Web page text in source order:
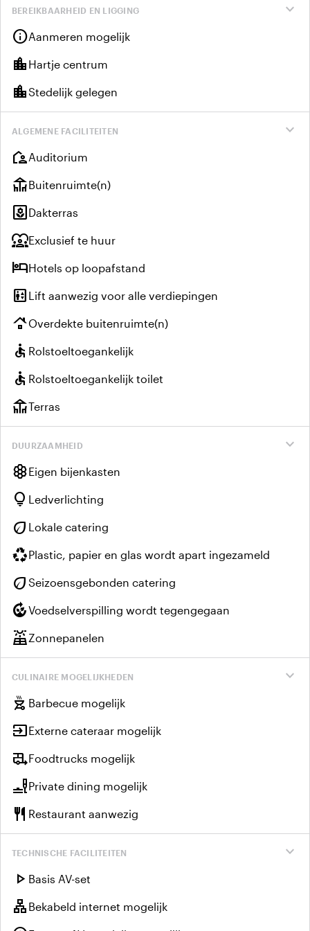
expand_more
BEREIKBAARHEID EN LIGGING
infoAanmeren mogelijk
location_city Hartje centrum
location_cityStedelijk gelegen
expand_more
ALGEMENE FACILITEITEN
location_awayAuditorium
deckBuitenruimte(n)
yardDakterras
diversity_1Exclusief te huur
hotelHotels op loopafstand
elevator Lift aanwezig voor alle verdiepingen
roofingOverdekte buitenruimte(n)
accessible Rolstoeltoegankelijk
accessible Rolstoeltoegankelijk toilet
deckTerras
expand_more
DUURZAAMHEID
hiveEigen bijenkasten
lightbulb Ledverlichting
eco Lokale catering
recyclingPlastic, papier en glas wordt apart ingezameld
eco Seizoensgebonden catering
compostVoedselverspilling wordt tegengegaan
solar_powerZonnepanelen
expand_more
CULINAIRE MOGELIJKHEDEN
outdoor_grill Barbecue mogelijk
inputExterne cateraar mogelijk
rv_hookupFoodtrucks mogelijk
brunch_diningPrivate dining mogelijk
restaurant Restaurant aanwezig
expand_more
TECHNISCHE FACILITEITEN
play_arrow Basis AV-set
lan Bekabeld internet mogelijk